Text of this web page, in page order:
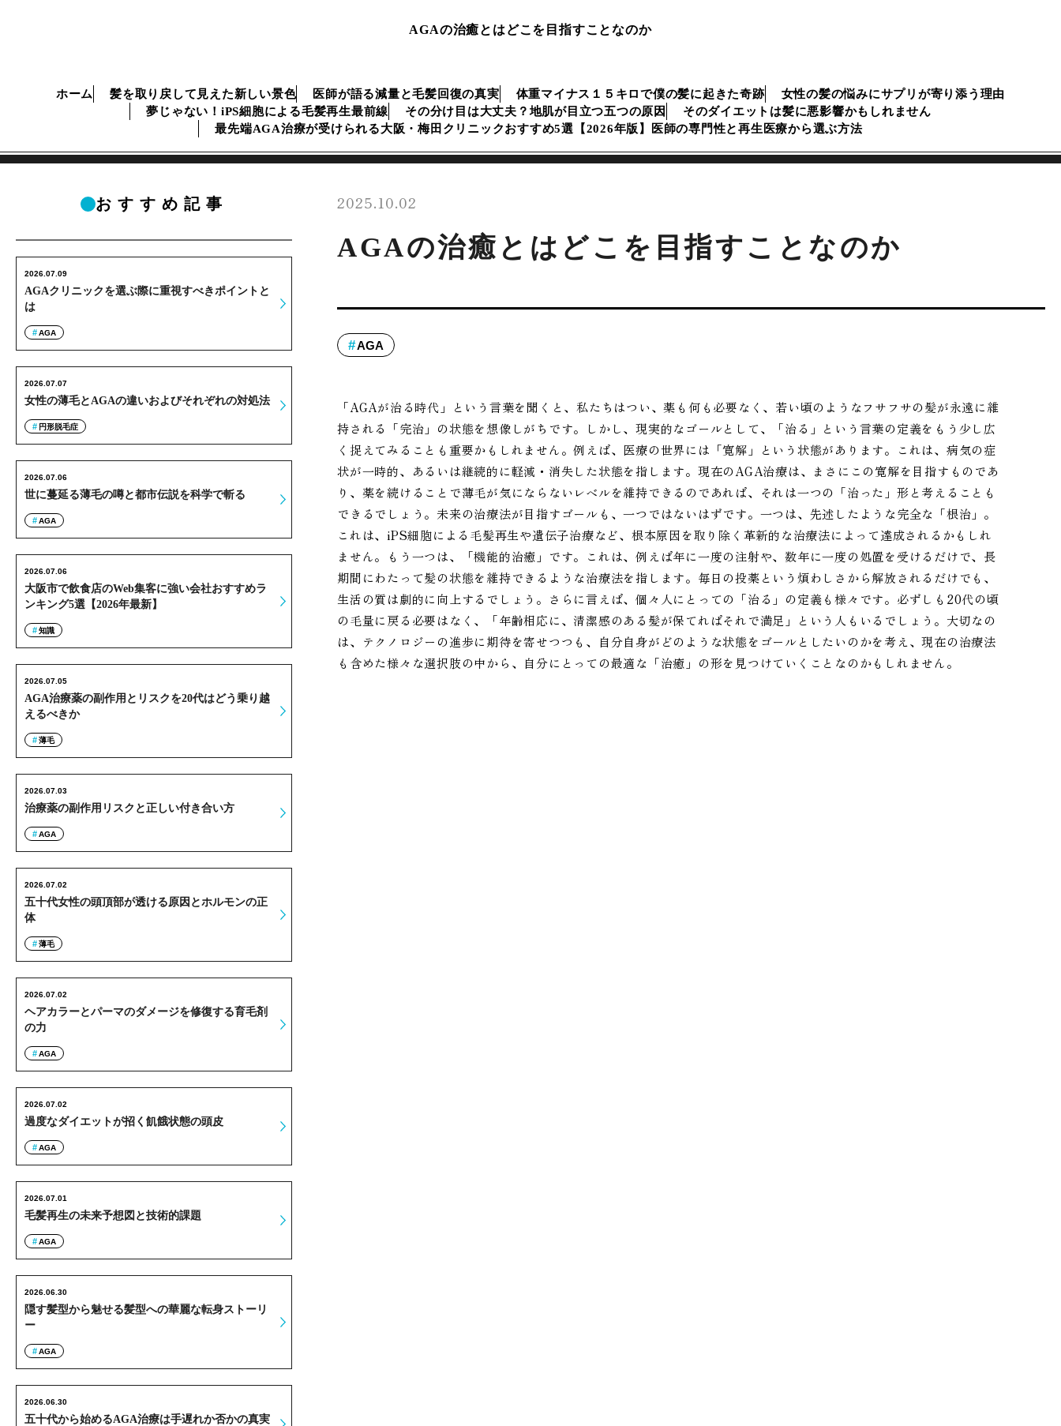
AGAの治癒とはどこを目指すことなのか
ホーム 髪を取り戻して見えた新しい景色 医師が語る減量と毛髪回復の真実 体重マイナス１５キロで僕の髪に起きた奇跡
女性の髪の悩みにサプリが寄り添う理由
夢じゃない！iPS細胞による毛髪再生最前線
その分け目は大丈夫？地肌が目立つ五つの原因
そのダイエットは髪に悪影響かもしれません
最先端AGA治療が受けられる大阪・梅田クリニックおすすめ5選【2026年版】医師の専門性と再生医療から選ぶ方法
2025.10.02
AGAの治癒とはどこを目指すことなのか
AGA
「AGAが治る時代」という言葉を聞くと、私たちはつい、薬も何も必要なく、若い頃のようなフサフサの髪が永遠に維
持される「完治」の状態を想像しがちです。しかし、現実的なゴールとして、「治る」という言葉の定義をもう少し広
く捉えてみることも重要かもしれません。例えば、医療の世界には「寛解」という状態があります。これは、病気の症
状が一時的、あるいは継続的に軽減・消失した状態を指します。現在のAGA治療は、まさにこの寛解を目指すものであ
り、薬を続けることで薄毛が気にならないレベルを維持できるのであれば、それは一つの「治った」形と考えることも
できるでしょう。未来の治療法が目指すゴールも、一つではないはずです。一つは、先述したような完全な「根治」。
これは、iPS細胞による毛髪再生や遺伝子治療など、根本原因を取り除く革新的な治療法によって達成されるかもしれ
ません。もう一つは、「機能的治癒」です。これは、例えば年に一度の注射や、数年に一度の処置を受けるだけで、長
期間にわたって髪の状態を維持できるような治療法を指します。毎日の投薬という煩わしさから解放されるだけでも、
生活の質は劇的に向上するでしょう。さらに言えば、個々人にとっての「治る」の定義も様々です。必ずしも20代の頃
の毛量に戻る必要はなく、「年齢相応に、清潔感のある髪が保てればそれで満足」という人もいるでしょう。大切なの
は、テクノロジーの進歩に期待を寄せつつも、自分自身がどのような状態をゴールとしたいのかを考え、現在の治療法
も含めた様々な選択肢の中から、自分にとっての最適な「治癒」の形を見つけていくことなのかもしれません。
おすすめ記事
AGAクリニックを選ぶ際に重視すべきポイントと
は
2026.07.09
AGA
女性の薄毛とAGAの違いおよびそれぞれの対処法
2026.07.07
円形脱毛症
世に蔓延る薄毛の噂と都市伝説を科学で斬る
2026.07.06
AGA
大阪市で飲食店のWeb集客に強い会社おすすめラ
ンキング5選【2026年最新】
2026.07.06
知識
AGA治療薬の副作用とリスクを20代はどう乗り越
えるべきか
2026.07.05
薄毛
治療薬の副作用リスクと正しい付き合い方
2026.07.03
AGA
五十代女性の頭頂部が透ける原因とホルモンの正
体
2026.07.02
薄毛
ヘアカラーとパーマのダメージを修復する育毛剤
の力
2026.07.02
AGA
過度なダイエットが招く飢餓状態の頭皮
2026.07.02
AGA
毛髪再生の未来予想図と技術的課題
2026.07.01
AGA
隠す髪型から魅せる髪型への華麗な転身ストーリ
ー
2026.06.30
AGA
五十代から始めるAGA治療は手遅れか否かの真実
2026.06.30